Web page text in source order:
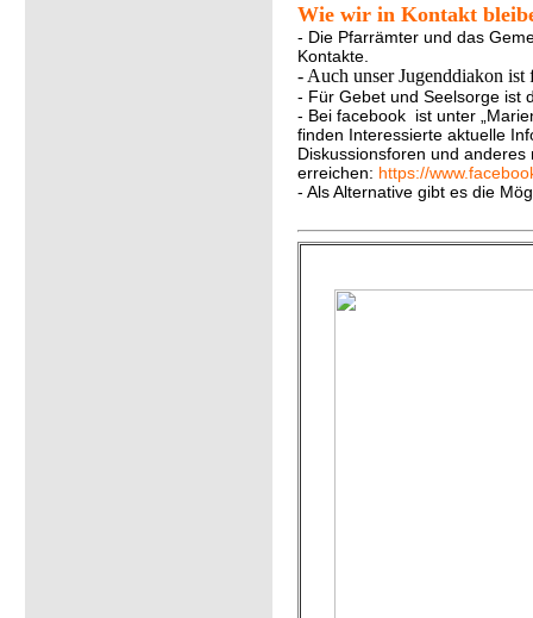
Wie wir in Kontakt
- Die Pfarrämter und das
Kontakte.
- Auch unser Jugenddiakon ist
- Für Gebet und Seelsorge ist
- Bei facebook ist unter
finden Interessierte aktuelle
Diskussionsforen und
erreichen: https://
- Als Alternative gibt es die